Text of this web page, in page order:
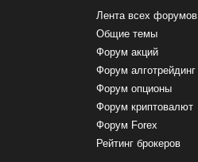
Лента всех форумов
Общие темы
Форум акций
Форум алготрейдинг
Форум опционы
Форум криптовалют
Форум Forex
Рейтинг брокеров